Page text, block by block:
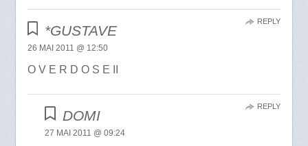
*GUSTAVE
26 MAI 2011 @ 12:50
O V E R D O S E II
REPLY
DOMI
27 MAI 2011 @ 09:24
REPLY